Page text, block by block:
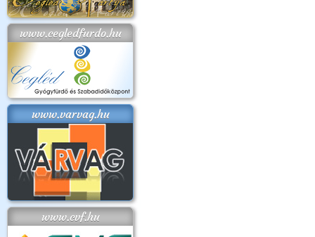
www.cegledfurdo.hu
www.varvag.hu
www.cvf.hu